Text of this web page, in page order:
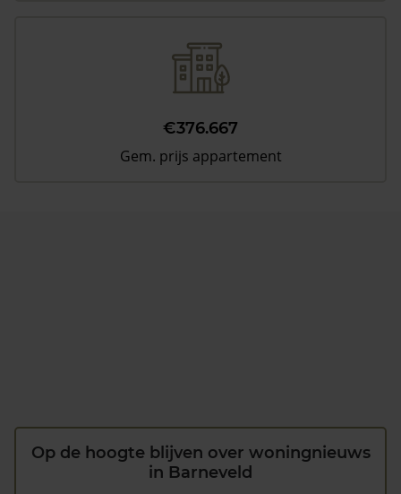
€376.667
Gem. prijs appartement
Op de hoogte blijven over woningnieuws
in Barneveld